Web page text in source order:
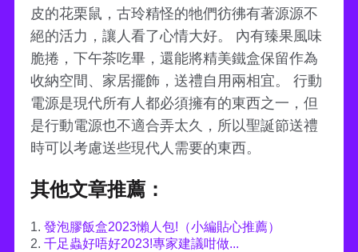
皮的花栗鼠，古玲精怪的牠們彷彿有著源源不
絕的活力，讓人看了心情大好。 內有臻果風味
脆捲，下午茶吃畢，還能將精美鐵盒保留作為
收納空間、家居擺飾，送禮自用兩相宜。 行動
電源是現代所有人都必須擁有的東西之一，但
是行動電源也不適合弄太久，所以聖誕節送禮
時可以考慮送些現代人需要的東西。
其他文章推薦：
1. 發泡膠飯盒2023懶人包!（小編貼心推薦）
2. 千足蟲好唔好2023!專家建議咁做...